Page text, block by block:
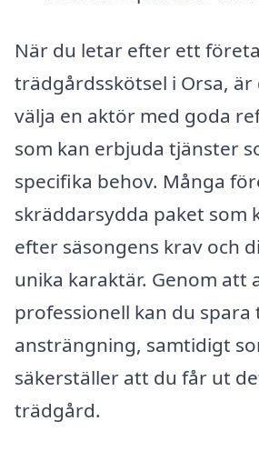
När du letar efter ett
trädgårdsskötsel i Orsa,
välja en aktör med goda
som kan erbjuda tjänster
specifika behov. Många
skräddarsydda paket som
efter säsongens krav och
unika karaktär. Genom att
professionell kan du spara
ansträngning, samtidigt
säkerställer att du får ut
trädgård.